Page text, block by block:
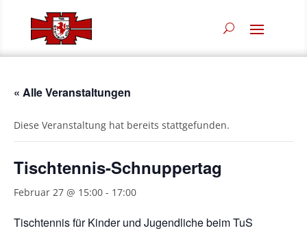
« Alle Veranstaltungen
Diese Veranstaltung hat bereits stattgefunden.
Tischtennis-Schnuppertag
Februar 27 @ 15:00 - 17:00
Tischtennis für Kinder und Jugendliche beim TuS